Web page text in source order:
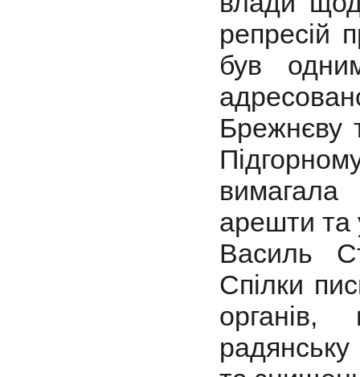
репресій
був
Брежнєву
арешти та
Василь
Спілки
органів,